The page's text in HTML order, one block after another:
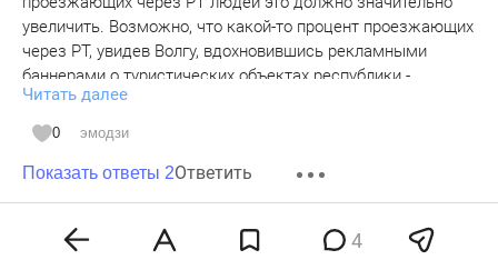
увеличить. Возможно, что какой-то процент проезжающих
через РТ, увидев Волгу, вдохновившись рекламными
баннерами о туристических объектах республики -
действительно станут именно туристами. Даже если кто-
то из проезжающих переночует в мотели на территории
Мне кажется, что М-12 нужно будет чуть доработать в
пересечении М-12 и Волги каким-то образом нужно
Читать далее
0 эмодзи
Показать ответы 2Ответить
Саид Казанский
4